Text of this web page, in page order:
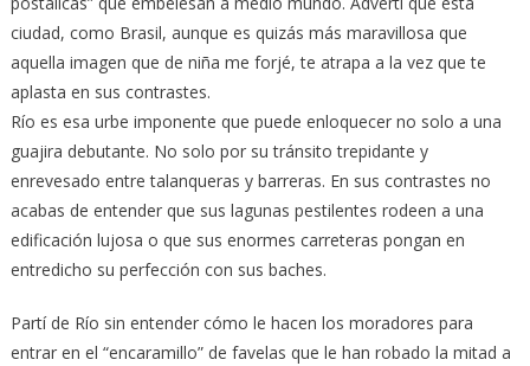
ciudad, como Brasil, aunque es quizás más maravillosa que
aquella imagen que de niña me forjé, te atrapa a la vez que te
aplasta en sus contrastes.
Río es esa urbe imponente que puede enloquecer no solo a una
guajira debutante. No solo por su tránsito trepidante y
enrevesado entre talanqueras y barreras. En sus contrastes no
acabas de entender que sus lagunas pestilentes rodeen a una
edificación lujosa o que sus enormes carreteras pongan en
entredicho su perfección con sus baches.
Partí de Río sin entender cómo le hacen los moradores para
entrar en el “encaramillo” de favelas que le han robado la mitad a